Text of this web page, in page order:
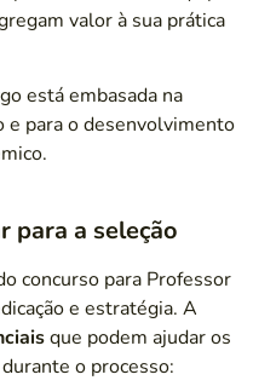
valor à sua prática
está embasada na
e para o desenvolvimento
para a seleção
concurso para Professor
e estratégia. A
que podem ajudar os
o processo: